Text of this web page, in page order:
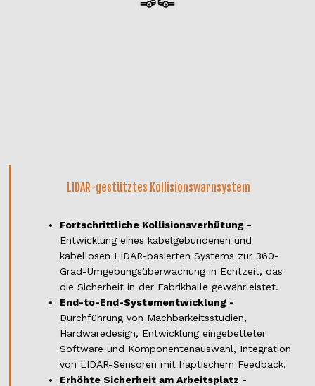
LIDAR-gestütztes Kollisionswarnsystem
Fortschrittliche Kollisionsverhütung -
Entwicklung eines kabelgebundenen und
kabellosen LIDAR-basierten Systems zur 360-
Grad-Umgebungsüberwachung in Echtzeit, das
die Sicherheit in der Fabrikhalle gewährleistet.
End-to-End-Systementwicklung -
Durchführung von Machbarkeitsstudien,
Hardwaredesign, Entwicklung eingebetteter
Software und Komponentenauswahl, Integration
von LIDAR-Sensoren mit haptischem Feedback.
Erhöhte Sicherheit am Arbeitsplatz -